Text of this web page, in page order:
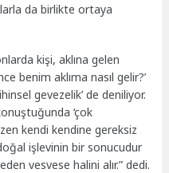
da birlikte ortaya
kişi, aklına gelen
benim aklıma nasıl gelir?’
gevezelik’ de deniliyor.
‘çok
kendi kendine gereksiz
işlevinin bir sonucudur
vesvese halini alır.” dedi.